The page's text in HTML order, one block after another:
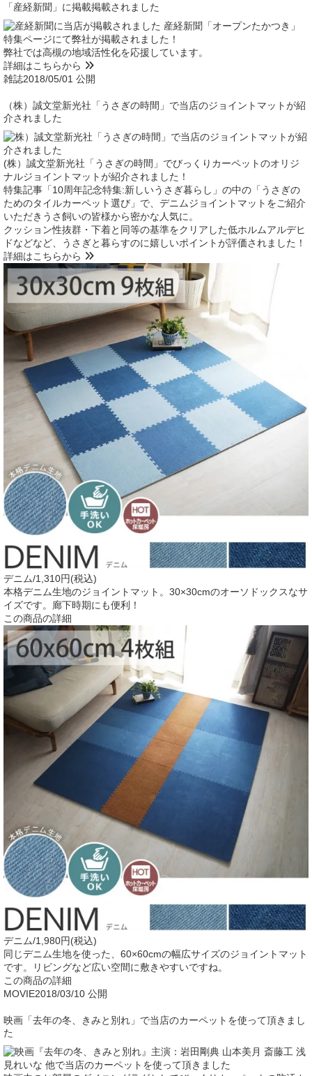
「産経新聞」に掲載掲載されました
産経新聞「オープンたかつき」
特集ページにて弊社が掲載されました！
弊社では高槻の地域活性化を応援しています。
詳細はこちらから
雑誌2018/05/01 公開
（株）誠文堂新光社「うさぎの時間」で当店のジョイントマットが紹
介されました
(株）誠文堂新光社「うさぎの時間」でびっくりカーペットのオリジ
ナルジョイントマットが紹介されました！
特集記事「10周年記念特集:新しいうさぎ暮らし」の中の「うさぎの
ためのタイルカーペット選び」で、デニムジョイントマットをご紹介
いただきうさ飼いの皆様から密かな人気に。
クッション性抜群・下着と同等の基準をクリアした低ホルムアルデヒ
ドなどなど、うさぎと暮らすのに嬉しいポイントが評価されました！
詳細はこちらから
デニム/1,310円(税込)
本格デニム生地のジョイントマット。30×30cmのオーソドックスなサ
イズです。廊下時期にも便利！
この商品の詳細
デニム/1,980円(税込)
同じデニム生地を使った、60×60cmの幅広サイズのジョイントマット
です。リビングなど広い空間に敷きやすいですね。
この商品の詳細
MOVIE2018/03/10 公開
映画「去年の冬、きみと別れ」で当店のカーペットを使って頂きまし
た